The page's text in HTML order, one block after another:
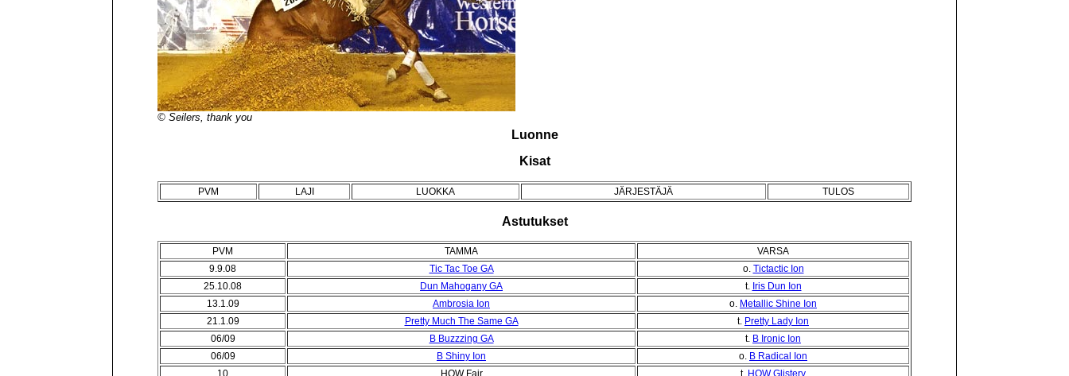
© Seilers, thank you
Luonne
Kisat
PVM LAJI LUOKKA JÄRJESTÄJÄ TULOS
Astutukset
PVM TAMMA
VARSA
9.9.08
Tic Tac Toe GA o. Tictactic Ion
25.10.08
Dun Mahogany GA t. Iris Dun Ion
13.1.09
Ambrosia Ion o. Metallic Shine Ion
21.1.09
Pretty Much The Same GA t. Pretty Lady Ion
06/09
B Buzzzing GA t. B Ironic Ion
06/09
B Shiny Ion o. B Radical Ion
10
HOW Fair t. HOW Glistery